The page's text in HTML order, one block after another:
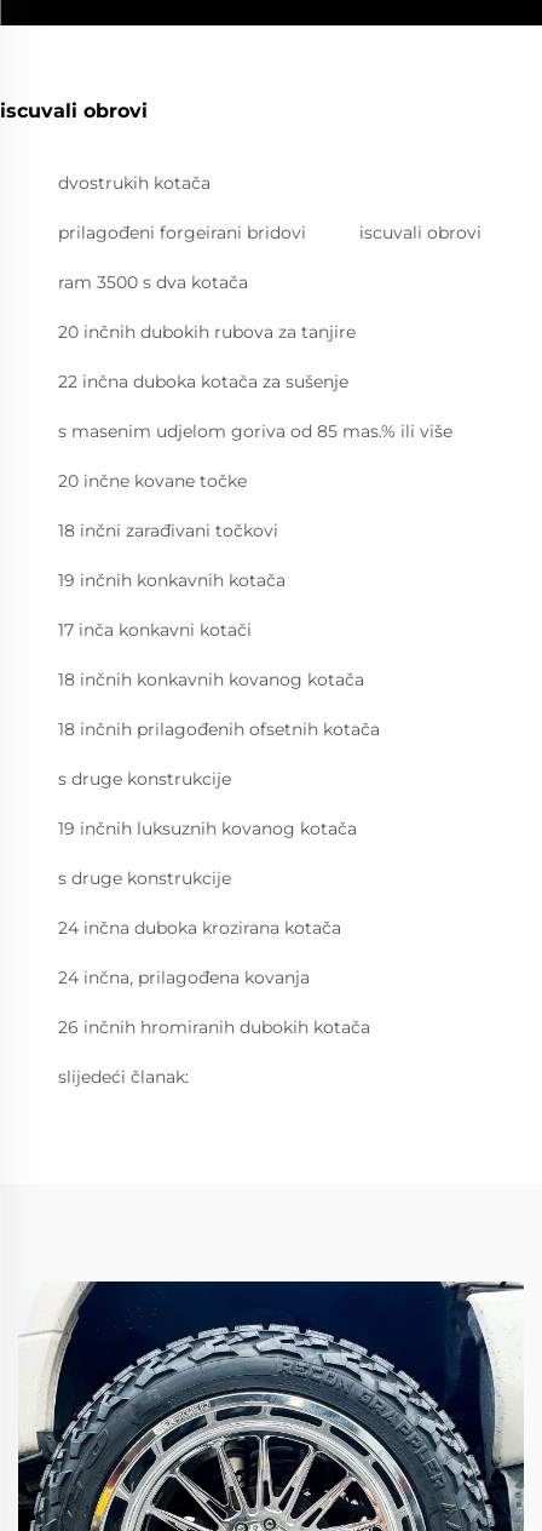
iscuvali obrovi
dvostrukih kotača
prilagođeni forgeirani bridovi iscuvali obrovi
ram 3500 s dva kotača
20 inčnih dubokih rubova za tanjire
22 inčna duboka kotača za sušenje
s masenim udjelom goriva od 85 mas.% ili više
20 inčne kovane točke
18 inčni zarađivani točkovi
19 inčnih konkavnih kotača
17 inča konkavni kotači
18 inčnih konkavnih kovanog kotača
18 inčnih prilagođenih ofsetnih kotača
s druge konstrukcije
19 inčnih luksuznih kovanog kotača
s druge konstrukcije
24 inčna duboka krozirana kotača
24 inčna, prilagođena kovanja
26 inčnih hromiranih dubokih kotača
slijedeći članak: